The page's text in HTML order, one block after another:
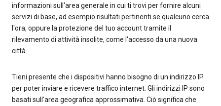
informazioni sull'area generale in cui ti trovi per fornire alcuni
servizi di base, ad esempio risultati pertinenti se qualcuno cerca
l'ora, oppure la protezione del tuo account tramite il
rilevamento di attività insolite, come l'accesso da una nuova
città.
Tieni presente che i dispositivi hanno bisogno di un indirizzo IP
per poter inviare e ricevere traffico internet. Gli indirizzi IP sono
basati sull'area geografica approssimativa. Ciò significa che